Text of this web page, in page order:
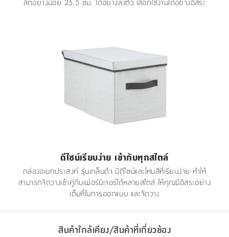
ดีไซน์เรียบง่าย เข้ากับทุกสไตล์
กล่องอเนกประสงค์ รุ่นเกล็นด้า มีดีไซน์และโทนสีที่เรียบง่าย ทำให้
สามารถจัดวางเข้าคู่กับเฟอร์นิเจอร์ได้หลายสไตล์ ให้คุณมีอิสระอย่าง
เต็มที่ในการออกแบบ และจัดวาง
สินค้าใกล้เคียง/สินค้าที่เกี่ยวข้อง